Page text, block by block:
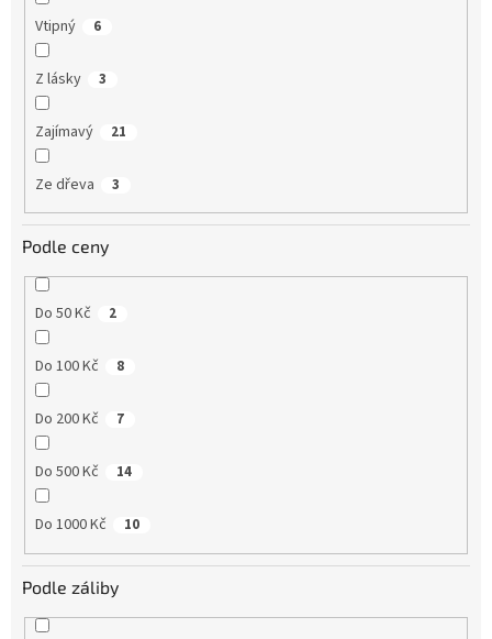
Vtipný 6
Z lásky 3
Zajímavý 21
Ze dřeva 3
Podle ceny
Do 50 Kč 2
Do 100 Kč 8
Do 200 Kč 7
Do 500 Kč 14
Do 1000 Kč 10
Podle záliby